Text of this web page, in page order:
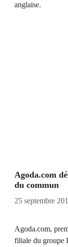
anglaise.
Agoda.com
du commun
25 septembre
Agoda.com,
filiale du groupe